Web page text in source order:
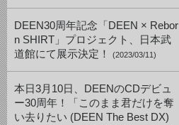
DEEN30周年記念「DEEN × Rebor
n SHIRT」プロジェクト、日本武
道館にて展示決定！
(2023/03/11)
本日3月10日、DEENのCDデビュ
ー30周年！「このまま君だけを奪
い去りたい (DEEN The Best DX)